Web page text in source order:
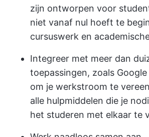
zijn ontworpen voor
niet vanaf nul hoeft te
cursuswerk en
Integreer met meer dan
toepassingen, zoals
om je werkstroom te
alle hulpmiddelen die je
het studeren met elkaar te